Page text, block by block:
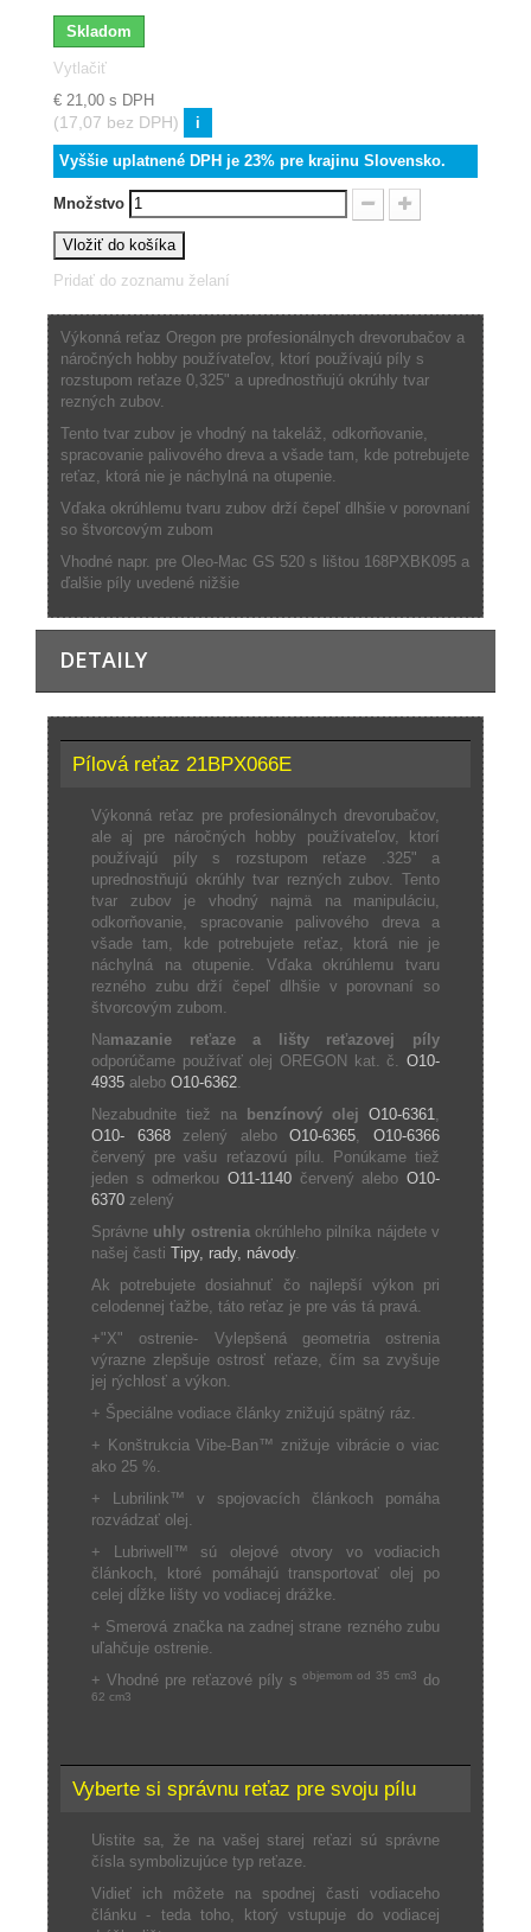
Skladom
Vytlačiť
€ 21,00 s DPH
(17,07 bez DPH) i
Vyššie uplatnené DPH je 23% pre krajinu Slovensko.
Množstvo
Vložiť do košíka
Pridať do zoznamu želaní
Výkonná reťaz Oregon pre profesionálnych drevorubačov a
náročných hobby používateľov, ktorí používajú píly s
rozstupom reťaze 0,325" a uprednostňujú okrúhly tvar
rezných zubov.
Tento tvar zubov je vhodný na takeláž, odkorňovanie,
spracovanie palivového dreva a všade tam, kde potrebujete
reťaz, ktorá nie je náchylná na otupenie.
Vďaka okrúhlemu tvaru zubov drží čepeľ dlhšie v porovnaní
so štvorcovým zubom
Vhodné napr. pre Oleo-Mac GS 520 s lištou 168PXBK095 a
ďalšie píly uvedené nižšie
DETAILY
Pílová reťaz 21BPX066E
Výkonná reťaz pre profesionálnych drevorubačov,
ale aj pre náročných hobby používateľov, ktorí
používajú píly s rozstupom reťaze .325" a
uprednostňujú okrúhly tvar rezných zubov. Tento
tvar zubov je vhodný najmä na manipuláciu,
odkorňovanie, spracovanie palivového dreva a
všade tam, kde potrebujete reťaz, ktorá nie je
náchylná na otupenie. Vďaka okrúhlemu tvaru
rezného zubu drží čepeľ dlhšie v porovnaní so
štvorcovým zubom.
Namazanie reťaze a lišty reťazovej píly
odporúčame používať olej OREGON kat. č. O10-
4935 alebo O10-6362.
Nezabudnite tiež na
benzínový olej O10-6361,
O10- 6368zelený aleboO10-6365,O10-6366
červený pre vašu reťazovú pílu. Ponúkame tiež
jeden s odmerkou O11-1140 červený alebo O10-
6370 zelený
Správne uhly ostreniaokrúhleho pilníka nájdete v
našej časti Tipy, rady, návody.
Ak potrebujete dosiahnuť čo najlepší výkon pri
celodennej ťažbe, táto reťaz je pre vás tá pravá.
+"X" ostrenie- Vylepšená geometria ostrenia
výrazne zlepšuje ostrosť reťaze, čím sa zvyšuje
jej rýchlosť a výkon.
+ Špeciálne vodiace články znižujú spätný ráz.
+ Konštrukcia Vibe-Ban™ znižuje vibrácie o viac
ako 25 %.
+ Lubrilink™ v spojovacích článkoch pomáha
rozvádzať olej.
+ Lubriwell™ sú olejové otvory vo vodiacich
článkoch, ktoré pomáhajú transportovať olej po
celej dĺžke lišty vo vodiacej drážke.
+ Smerová značka na zadnej strane rezného zubu
uľahčuje ostrenie.
+ Vhodné pre reťazové píly sobjemom od 35 cm3 do
62 cm3
Vyberte si správnu reťaz pre svoju pílu
Uistite sa, že na vašej starej reťazi sú správne
čísla symbolizujúce typ reťaze.
Vidieť ich môžete na spodnej časti vodiaceho
článku - teda toho, ktorý vstupuje do vodiacej